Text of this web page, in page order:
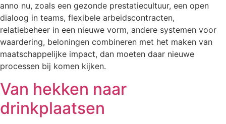
anno nu, zoals een gezonde prestatiecultuur, een open
dialoog in teams, flexibele arbeidscontracten,
relatiebeheer in een nieuwe vorm, andere systemen voor
waardering, beloningen combineren met het maken van
maatschappelijke impact, dan moeten daar nieuwe
processen bij komen kijken.
Van hekken naar
drinkplaatsen